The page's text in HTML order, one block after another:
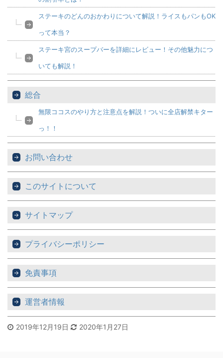
ステーキのどんのおかわりについて解説！ライスもパンもOK
って本当？
ステーキ宮のスープバーを詳細にレビュー！その他魅力につ
いても解説！
総合
無限ココスのやり方と注意点を解説！ついに全店解禁キター
っ！！
お問い合わせ
このサイトについて
サイトマップ
プライバシーポリシー
免責事項
運営者情報
2019年12月19日 2020年1月27日